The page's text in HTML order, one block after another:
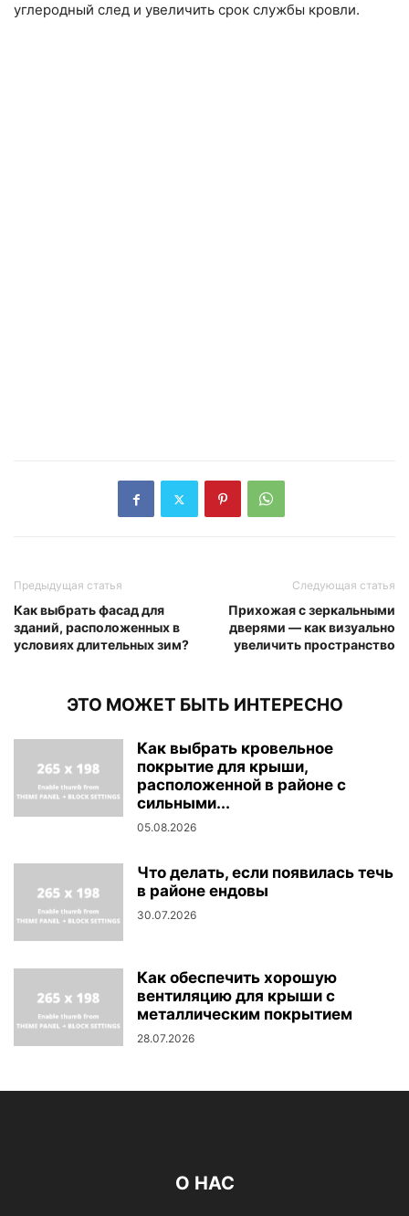
углеродный след и увеличить срок службы кровли.
Предыдущая статья
Как выбрать фасад для
зданий, расположенных в
условиях длительных зим?
Следующая статья
Прихожая с зеркальными
дверями — как визуально
увеличить пространство
ЭТО МОЖЕТ БЫТЬ ИНТЕРЕСНО
Как выбрать кровельное
покрытие для крыши,
расположенной в районе с
сильными...
05.08.2026
Что делать, если появилась течь
в районе ендовы
30.07.2026
Как обеспечить хорошую
вентиляцию для крыши с
металлическим покрытием
28.07.2026
О НАС